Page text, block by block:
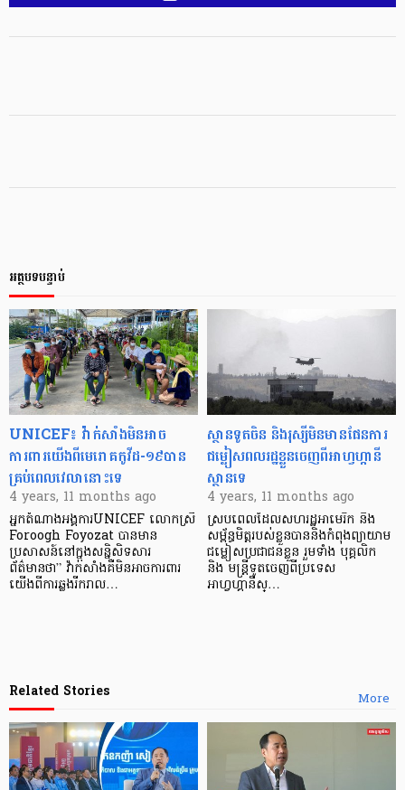
អត្ថបទបន្ទាប់
UNICEF៖ វ៉ាក់សាំងមិនអាច
ការពារយើងពីមេរោគកូវីដ-១៩បាន
គ្រប់ពេលវេលានោះទេ
4 years, 11 months ago
អ្នកតំណាងអង្គការUNICEF លោកស្រី
Foroogh Foyozat បានមាន
ប្រសាសន៍នៅក្នុងសន្និសិទសារ
ព័ត៌មានថា” វ៉ាក់សាំងគឺមិនអាចការពារ
យើងពីការឆ្លងរីករាល…
ស្ថានទូតចិន និងរុស្សីមិនមានផែនការ
ជម្លៀសពលរដ្ឋខ្លួនចេញពីអាហ្វហ្កានី
ស្ថានទេ
4 years, 11 months ago
ស្របពេលដែលសហរដ្ឋអាមេរិក និង
សម្ព័ន្ធមិត្តរបស់ខ្លួនបាននិងកំពុងព្យាយាម
ជម្លៀសប្រជាជនខ្លួន រួមទាំង បុគ្គលិក
និង មន្ត្រីទូតចេញពីប្រទេស
អាហ្វហ្គានីស្…
More
Related Stories